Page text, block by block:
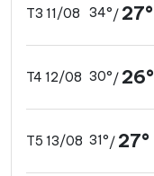
T3 11/08 34°/ 27°
T4 12/08 30°/ 26°
T5 13/08 31°/ 27°